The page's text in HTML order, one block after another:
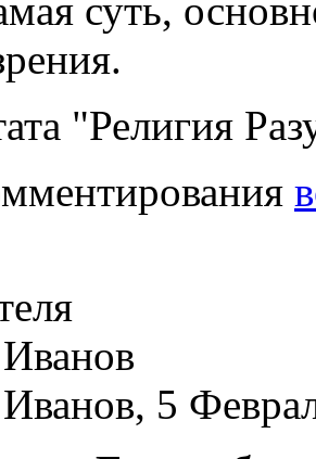
суть,
"Религия
5